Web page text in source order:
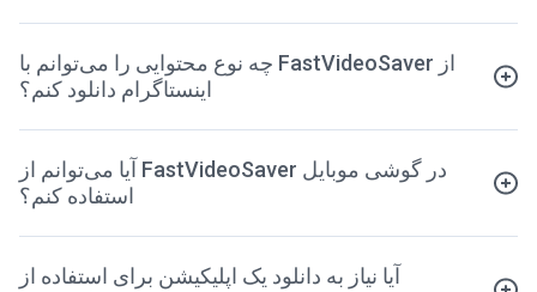
چه نوع محتوایی را می‌توانم با FastVideoSaver از
اینستاگرام دانلود کنم؟
آیا می‌توانم از FastVideoSaver در گوشی موبایل
استفاده کنم؟
آیا نیاز به دانلود یک اپلیکیشن برای استفاده از